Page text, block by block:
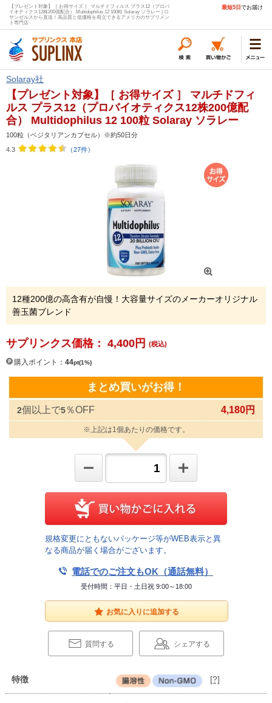
【プレゼント対象】［ お得サイズ ］ マルチドフィルス プラス12（プロバ
イオティクス12株200億配合） Multidophilus 12 100粒 Solaray ソラレー | ロ
サンゼルスから直送！高品質と低価格を両立できるアメリカのサプリメン
ト専門店
最短5日 でお届け
Solaray社
【プレゼント対象】［ お得サイズ ］ マルチドフィ
ルス プラス12（プロバイオティクス12株200億配
合） Multidophilus 12 100粒 Solaray ソラレー
100粒（ベジタリアンカプセル）※約50日分
4.3
（27件）
12種200億の高含有が自慢！大容量サイズのメーカーオリジナル
善玉菌ブレンド
サプリンクス価格： 4,400 円 (税込)
購入ポイント： 44pt(1%)
まとめ買いがお得！
2個以上で5％OFF 4,180円
※上記は1個あたりの価格です。
規格変更にともないパッケージ等がWEB表示と異
なる商品が届く場合がございます。
電話でのご注文もOK（通話無料）
受付時間：平日・土日祝 9:00～18:00
お気に入りに追加する
質問する シェアする
特徴 [?]